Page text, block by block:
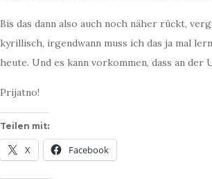
Bis das dann also auch noch näher rückt,
kyrillisch, irgendwann muss ich das ja mal
heute. Und es kann vorkommen, dass an
Prijatno!
Teilen mit:
X Facebook